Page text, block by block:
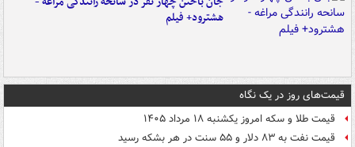
هشترود+ فیلم
قیمت‌های روز در یک نگاه
قیمت طلا و سکه امروز یکشنبه ۱۸ مرداد ۱۴۰۵
قیمت نفت به ۸۳ دلار و ۵۵ سنت در هر بشکه رسید